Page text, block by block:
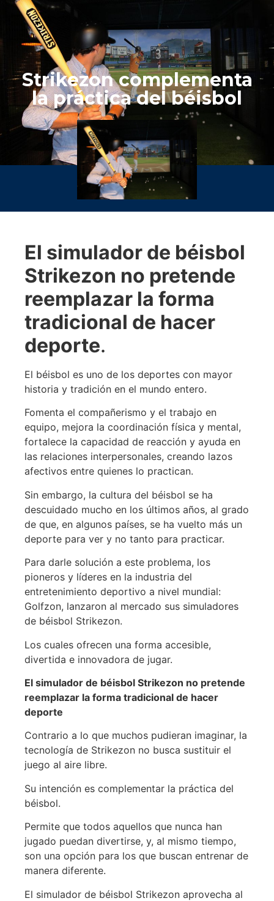
Strikezon complementa
la práctica del béisbol
El simulador de béisbol
Strikezon no pretende
reemplazar la forma
tradicional de hacer
deporte.
El béisbol es uno de los deportes con mayor
historia y tradición en el mundo entero.
Fomenta el compañerismo y el trabajo en
equipo, mejora la coordinación física y mental,
fortalece la capacidad de reacción y ayuda en
las relaciones interpersonales, creando lazos
afectivos entre quienes lo practican.
Sin embargo, la cultura del béisbol se ha
descuidado mucho en los últimos años, al grado
de que, en algunos países, se ha vuelto más un
deporte para ver y no tanto para practicar.
Para darle solución a este problema, los
pioneros y líderes en la industria del
entretenimiento deportivo a nivel mundial:
Golfzon, lanzaron al mercado sus simuladores
de béisbol Strikezon.
Los cuales ofrecen una forma accesible,
divertida e innovadora de jugar.
El simulador de béisbol Strikezon no pretende
reemplazar la forma tradicional de hacer
deporte
Contrario a lo que muchos pudieran imaginar, la
tecnología de Strikezon no busca sustituir el
juego al aire libre.
Su intención es complementar la práctica del
béisbol.
Permite que todos aquellos que nunca han
jugado puedan divertirse, y, al mismo tiempo,
son una opción para los que buscan entrenar de
manera diferente.
El simulador de béisbol Strikezon aprovecha al